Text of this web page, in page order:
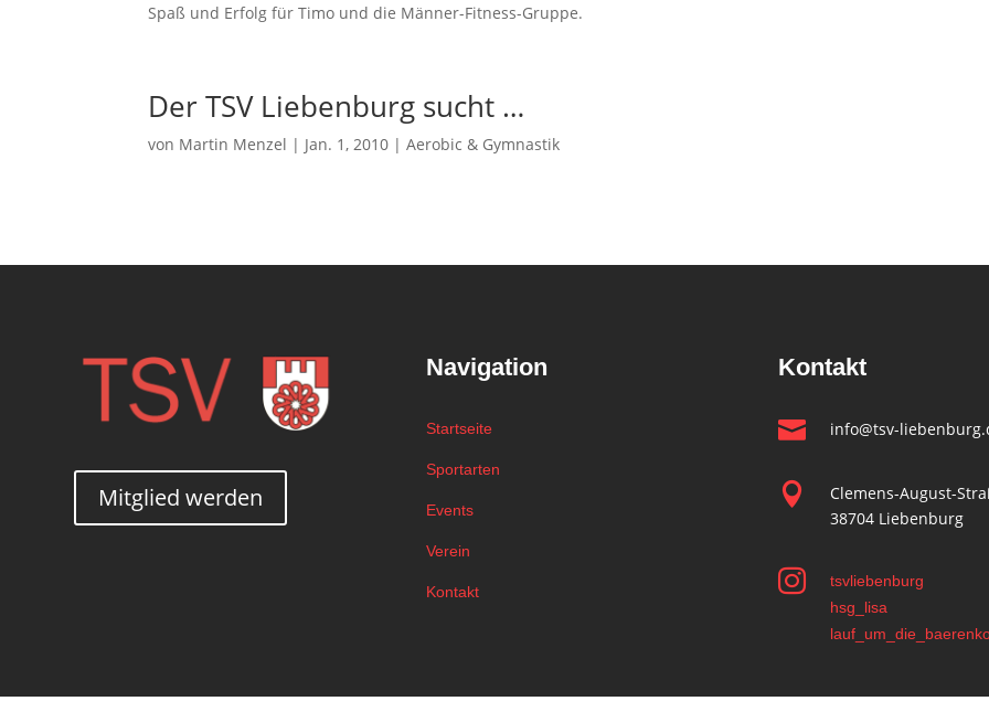
Spaß und Erfolg für Timo und die Männer-Fitness-Gruppe.
Der TSV Liebenburg sucht …
von Martin Menzel | Jan. 1, 2010 |Aerobic & Gymnastik
Mitglied werden
Navigation
Startseite
Sportarten
Events
Verein
Kontakt
Kontakt
 info@tsv-

Clemens-August-
38704 Liebenburg

tsvliebenburg
hsg_lisa